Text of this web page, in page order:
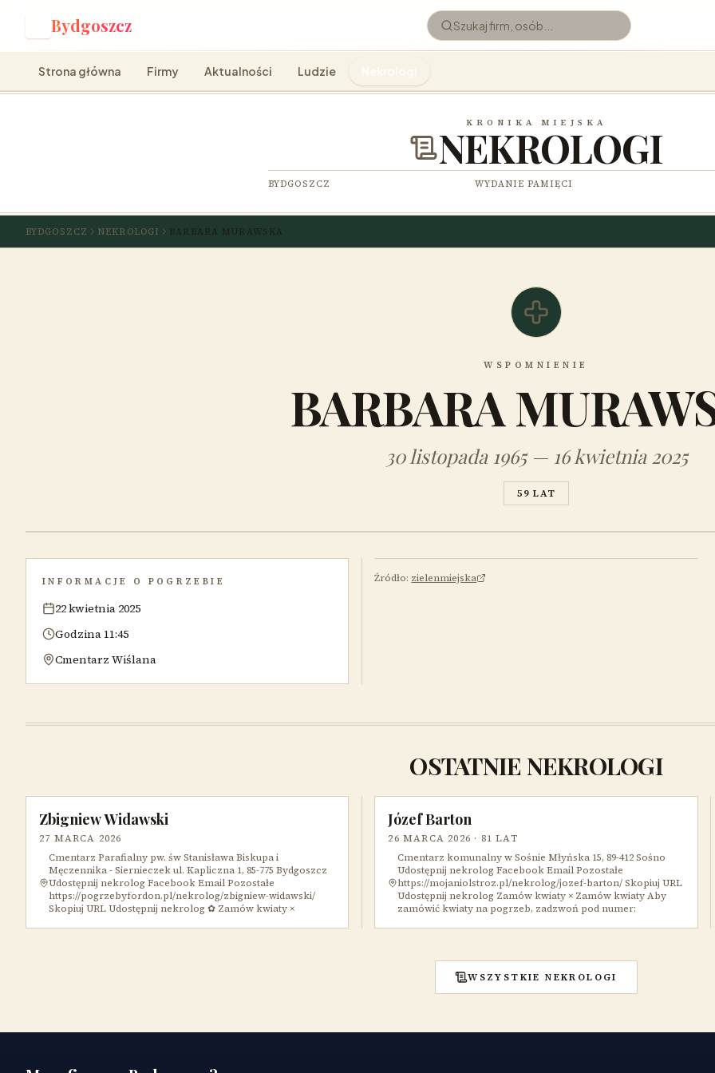
Bydgoszcz
Strona główna Firmy Aktualności Ludzie Nekrologi
KRONIKA MIEJSKA
NEKROLOGI
BYDGOSZCZ WYDANIE PAMIĘCI
BYDGOSZCZ NEKROLOGI BARBARA MURAWSKA
WSPOMNIENIE
BARBARA
30 listopada 1965 — 16 kwietnia 2025
59 LAT
INFORMACJE O POGRZEBIE
22 kwietnia 2025
Godzina 11:45
Cmentarz Wiślana
Źródło: zielenmiejska
OSTATNIE NEKROLOGI
Zbigniew Widawski
27 MARCA 2026
Cmentarz Parafialny pw. św Stanisława Biskupa i
Męczennika - Siernieczek ul. Kapliczna 1, 85-775 Bydgoszcz
Udostępnij nekrolog Facebook Email Pozostałe
https://pogrzebyfordon.pl/nekrolog/zbigniew-widawski/
Skopiuj URL Udostępnij nekrolog ✿ Zamów kwiaty ×
Józef Barton
26 MARCA 2026 · 81 LAT
Cmentarz komunalny w Sośnie Młyńska 15, 89-412 Sośno
Udostępnij nekrolog Facebook Email Pozostałe
https://mojaniolstroz.pl/nekrolog/jozef-barton/ Skopiuj URL
Udostępnij nekrolog Zamów kwiaty × Zamów kwiaty Aby
zamówić kwiaty na pogrzeb, zadzwoń pod numer:
WSZYSTKIE NEKROLOGI